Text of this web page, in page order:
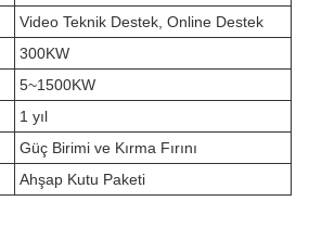
Video Teknik Destek, Online Destek
300KW
5~1500KW
1 yıl
Güç Birimi ve Kırma Fırını
Ahşap Kutu Paketi